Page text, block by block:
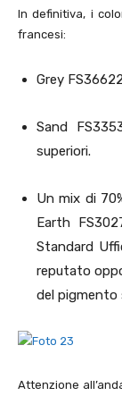
In definitiva, i
francesi:
Grey
Sand
superiori.
Un mix di
Earth
Standard
reputato
del pigmento
Attenzione